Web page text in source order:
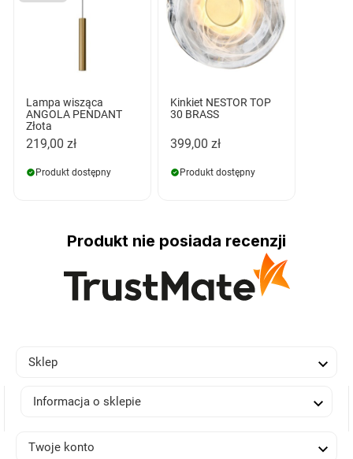
Lampa wisząca
ANGOLA PENDANT
Złota
219,00 zł
Produkt dostępny
Kinkiet NESTOR TOP
30 BRASS
399,00 zł
Produkt dostępny
Produkt nie posiada recenzji
Sklep 
Informacja o sklepie 
Twoje konto 